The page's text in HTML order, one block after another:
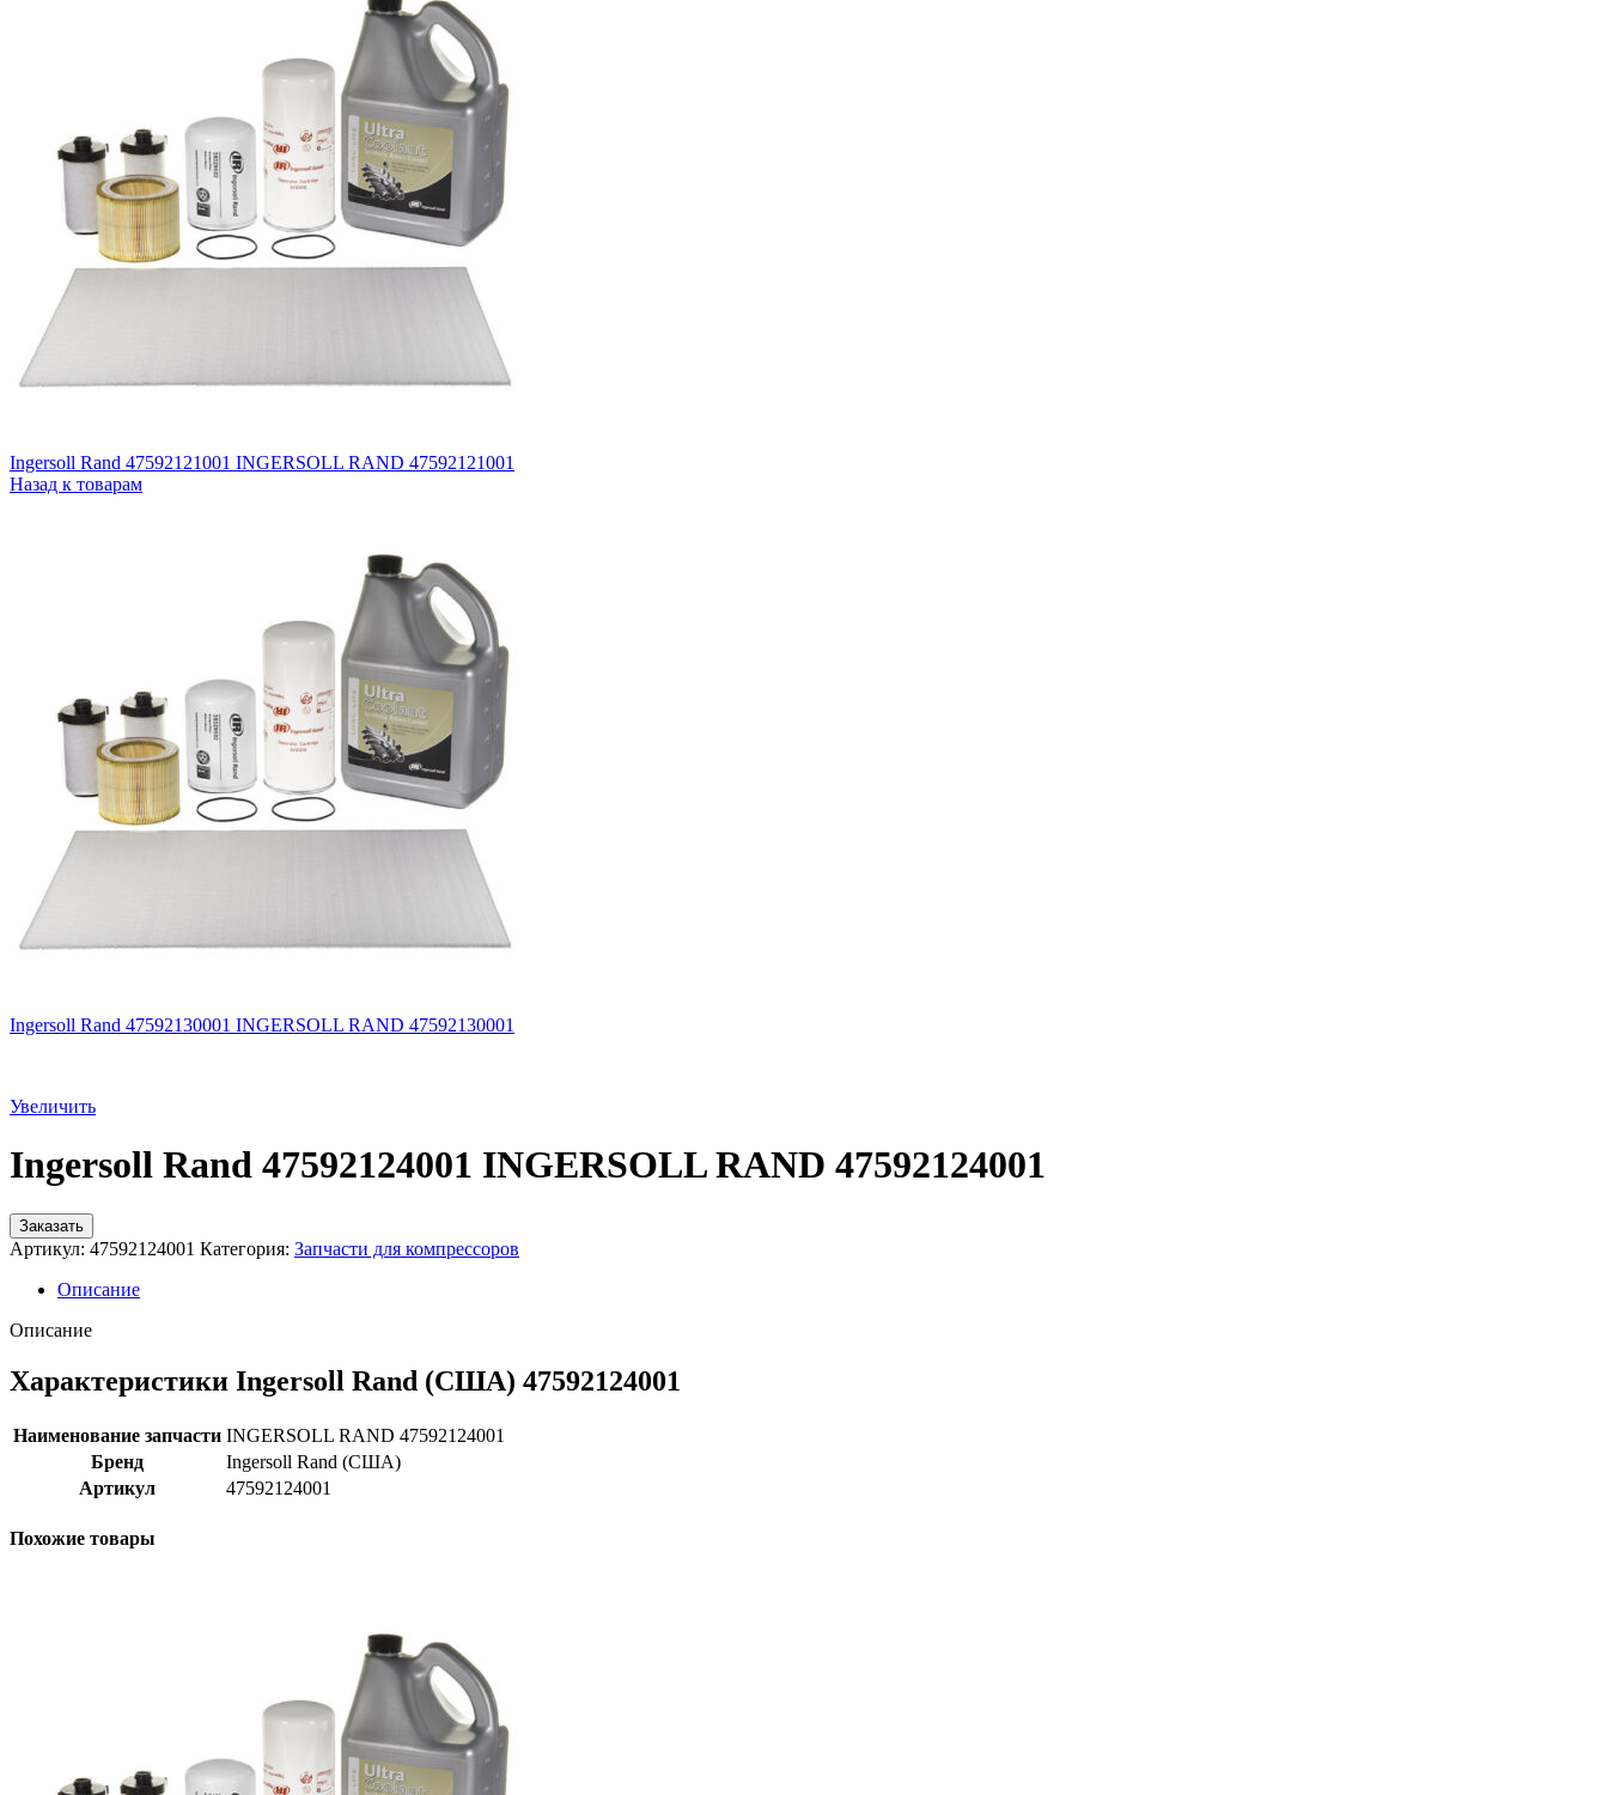
Ingersoll Rand 47592121001 INGERSOLL RAND 47592121001
Назад к товарам
Ingersoll Rand 47592130001 INGERSOLL RAND 47592130001
Увеличить
Ingersoll Rand 47592124001 INGERSOLL RAND 47592124001
Заказать
Артикул: 47592124001 Категория: Запчасти для компрессоров
Описание
Описание
Характеристики Ingersoll Rand (США) 47592124001
Наименование запчасти INGERSOLL RAND 47592124001
Бренд
Ingersoll Rand (США)
Артикул
47592124001
Похожие товары